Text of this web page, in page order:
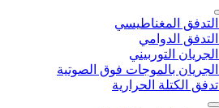
المغناطيسي
الدوامي
التوربيني
بالموجات فوق الصوتية
الكتلة الحرارية